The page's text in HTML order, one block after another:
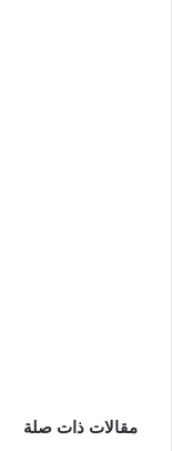
مقالات ذات صلة